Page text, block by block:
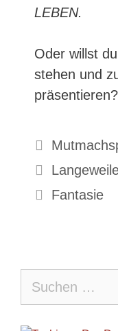
LEBEN.
Oder willst
stehen und
präsentieren?
Kategorien
Fantasie
nach: